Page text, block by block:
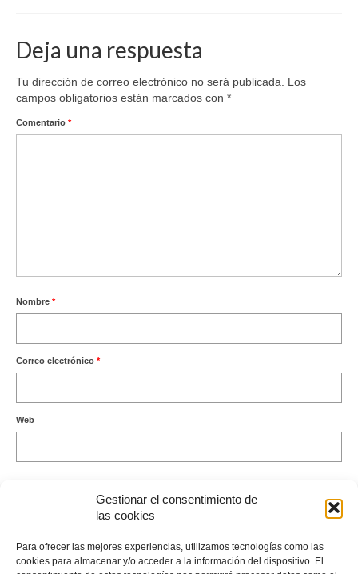
Gestionar el consentimiento de
las cookies
Para ofrecer las mejores experiencias, utilizamos tecnologías como las
cookies para almacenar y/o acceder a la información del dispositivo. El
Deja una respuesta
Tu dirección de correo electrónico no será publicada.
Los
campos obligatorios están marcados con *
Comentario *
Nombre *
Correo electrónico *
Web
procesan los datos de tus comentarios.